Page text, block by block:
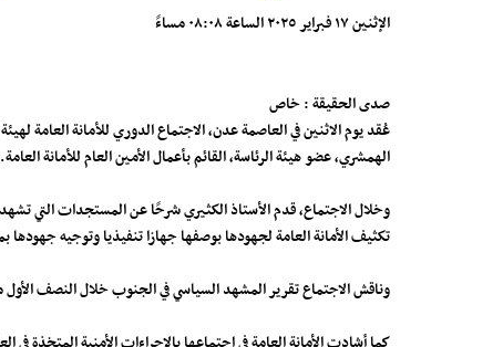
الإثنين ١٧ فبراير ٢٠٢٥ الساعة ٠٨:٠٨ مساءً
صدى الحقيقة : خاص
عُقد يوم الاثنين في العاصمة عدن، الاجتماع الدوري للأمانة العامة
الهمشري، عضو هيئة الرئاسة، القائم بأعمال الأمين العام للأمانة العامة.
وخلال الاجتماع، قدم الأستاذ الكثيري شرحًا عن المستجدات التي
تكثيف الأمانة العامة لجهودها بوصفها جهازا تنفيذيا وتوجيه
وناقش الاجتماع تقرير المشهد السياسي في الجنوب خلال النصف